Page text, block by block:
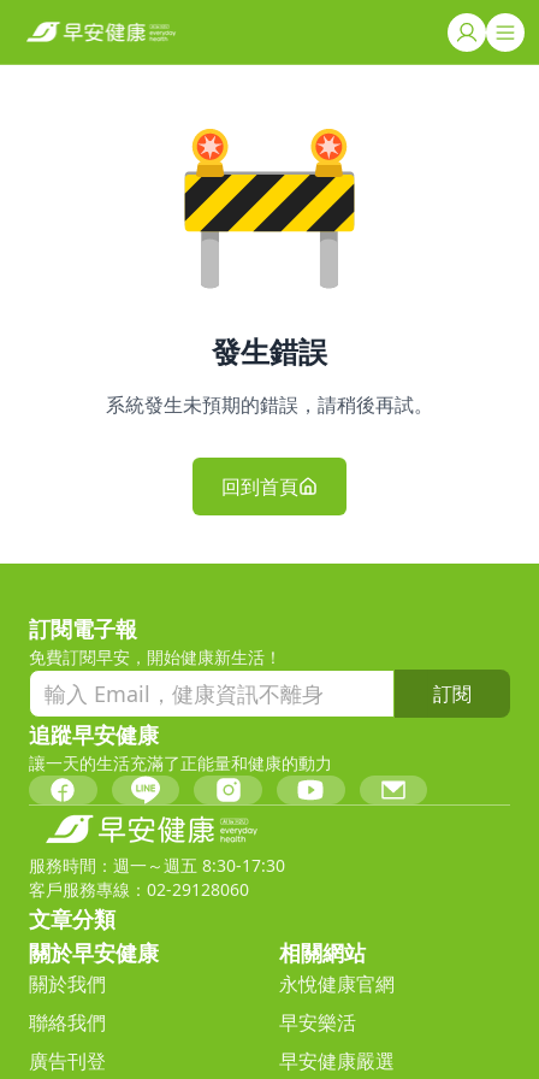
發生錯誤
系統發生未預期的錯誤，請稍後再試。
回到首頁
訂閱電子報
免費訂閱早安，開始健康新生活！
訂閱
追蹤早安健康
讓一天的生活充滿了正能量和健康的動力
服務時間：週一～週五 8:30-17:30
客戶服務專線：02-29128060
文章分類
關於早安健康
關於我們
聯絡我們
廣告刊登
相關網站
永悅健康官網
早安樂活
早安健康嚴選